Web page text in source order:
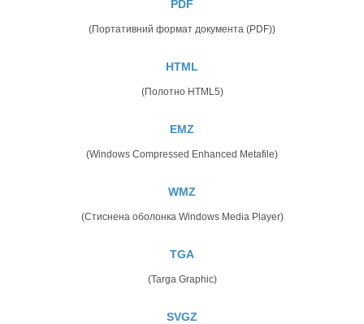
PDF
(Портативний формат документа (PDF))
HTML
(Полотно HTML5)
EMZ
(Windows Compressed Enhanced Metafile)
WMZ
(Стиснена оболонка Windows Media Player)
TGA
(Targa Graphic)
SVGZ